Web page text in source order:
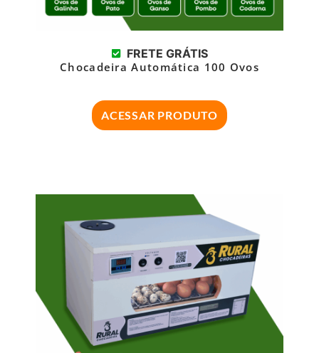
FRETE GRÁTIS
Chocadeira Automática 100 Ovos
ACESSAR PRODUTO